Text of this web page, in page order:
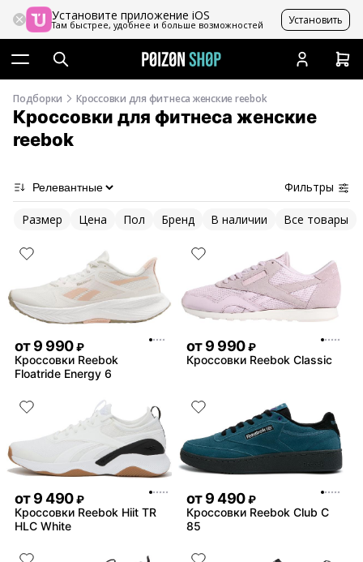
Установите приложение iOS
Там быстрее, удобнее и больше возможностей Установить
Подборки Кроссовки для фитнеса женские reebok
Кроссовки для фитнеса женские
reebok
Фильтры
Размер Цена Пол Бренд В наличии Все товары
от9 990 ₽
Кроссовки Reebok
Floatride Energy 6
от9 990 ₽
Кроссовки Reebok Classic
от9 490 ₽
Кроссовки Reebok Hiit TR
HLC White
от9 490 ₽
Кроссовки Reebok Club C
85